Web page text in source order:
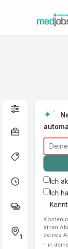
1
Ich
Ich
einen
deines
– in